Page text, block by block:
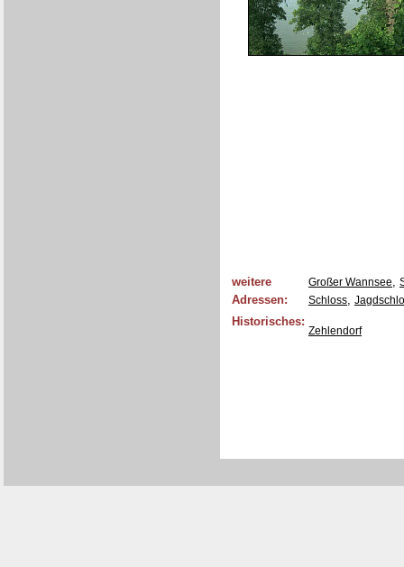
weitere
Adressen:
Großer Wannsee,
Schloss,
Historisches:
Zehlendorf